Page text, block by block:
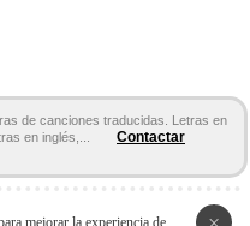
de canciones traducidas. Letras en
en inglés,...
Contactar
Acordes y
mejorar la experiencia de